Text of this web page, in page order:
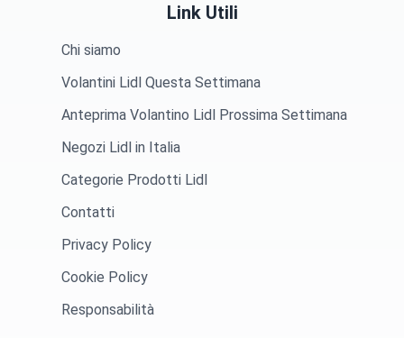
Link Utili
Chi siamo
Volantini Lidl Questa Settimana
Anteprima Volantino Lidl Prossima Settimana
Negozi Lidl in Italia
Categorie Prodotti Lidl
Contatti
Privacy Policy
Cookie Policy
Responsabilità